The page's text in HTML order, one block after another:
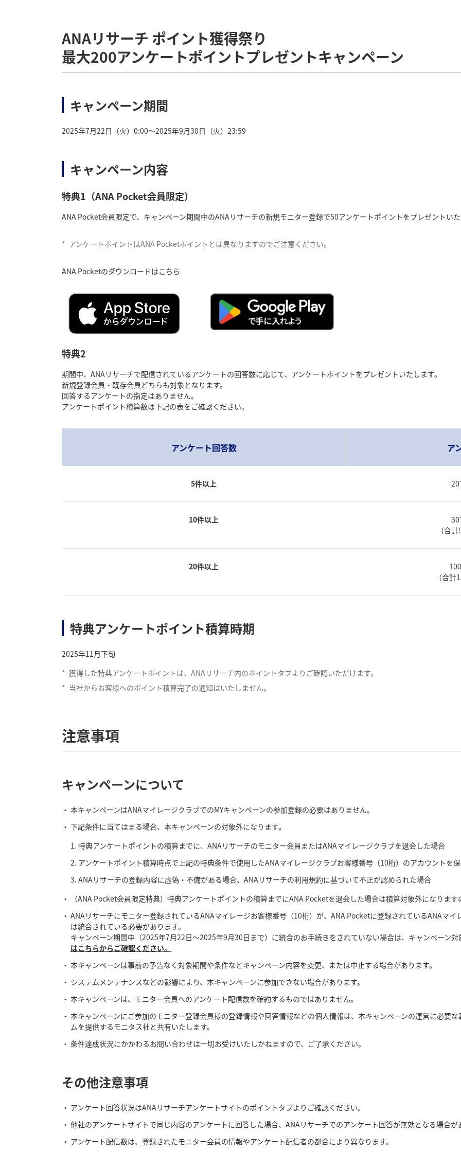
ANAリサーチ ポイント獲得祭り
最大200アンケートポイントプレゼントキャンペーン
キャンペーン期間
2025年7月22日（火）0:00～2025年9月30日（火）23:59
キャンペーン内容
特典1（ANA Pocket会員限定）
ANA Pocket会員限定で、キャンペーン期間中のANAリサーチの新規モニター登録で50アンケートポイントをプレゼントいた
* アンケートポイントはANA Pocketポイントとは異なりますのでご注意ください。
ANA Pocketのダウンロードはこちら
特典2
期間中、ANAリサーチで配信されているアンケートの回答数に応じて、アンケートポイントをプレゼントいたします。
新規登録会員・既存会員どちらも対象となります。
回答するアンケートの指定はありません。
アンケートポイント積算数は下記の表をご確認ください。
アンケート回答数 ア
5件以上 20
10件以上
30
（合
20件以上
（合
特典アンケートポイント積算時期
2025年11月下旬
* 獲得した特典アンケートポイントは、ANAリサーチ内のポイントタブよりご確認いただけます。
* 当社からお客様へのポイント積算完了の通知はいたしません。
注意事項
キャンペーンについて
本キャンペーンはANAマイレージクラブでのMYキャンペーンの参加登録の必要はありません。
下記条件に当てはまる場合、本キャンペーンの対象外になります。
特典アンケートポイントの積算までに、ANAリサーチのモニター会員またはANAマイレージクラブを退会した場合
アンケートポイント積算時点で上記の特典条件で使用したANAマイレージクラブお客様番号（10桁）のアカウントを
ANAリサーチの登録内容に虚偽・不備がある場合、ANAリサーチの利用規約に基づいて不正が認められた場合
（ANA Pocket会員限定特典）特典アンケートポイントの積算までにANA Pocketを退会した場合は積算対象外になります
ANAリサーチにモニター登録されているANAマイレージお客様番号（10桁）が、ANA Pocketに登録されているANAマ
は統合されている必要があります。
キャンペーン期間中（2025年7月22日～2025年9月30日まで）に統合のお手続きをされていない場合は、キャンペーン対
はこちらからご確認ください。
本キャンペーンは事前の予告なく対象期間や条件などキャンペーン内容を変更、または中止する場合があります。
システムメンテナンスなどの影響により、本キャンペーンに参加できない場合があります。
本キャンペーンは、モニター会員へのアンケート配信数を確約するものではありません。
本キャンペーンにご参加のモニター登録会員様の登録情報や回答情報などの個人情報は、本キャンペーンの運営に必要
ムを提供するモニタス社と共有いたします。
条件達成状況にかかわるお問い合わせは一切お受けいたしかねますので、ご了承ください。
その他注意事項
アンケート回答状況はANAリサーチアンケートサイトのポイントタブよりご確認ください。
他社のアンケートサイトで同じ内容のアンケートに回答した場合、ANAリサーチでのアンケート回答が無効となる場合が
アンケート配信数は、登録されたモニター会員の情報やアンケート配信者の都合により異なります。